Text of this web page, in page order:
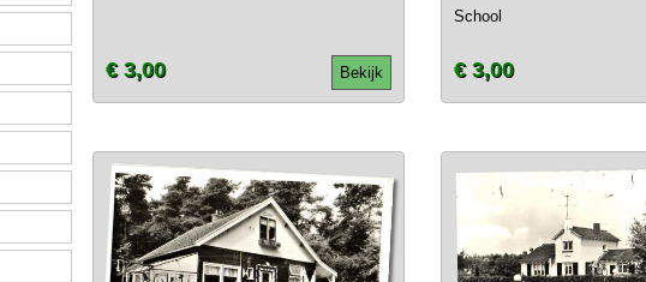
Bekijk
€ 3,00
School
€ 3,00